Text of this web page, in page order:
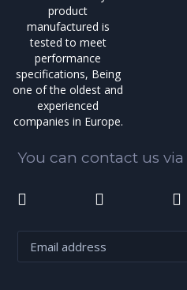
product
manufactured is
tested to meet
performance
specifications, Being
one of the oldest and
experienced
companies in Europe.
You can contact us via